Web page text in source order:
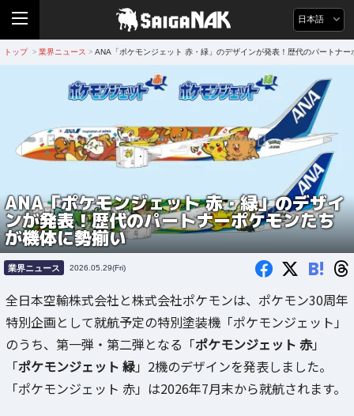
日本語
トップ > 業界ニュース > ANA「ポケモンジェット 赤・緑」のデザインが発表！歴代のパートナ
ANA「ポケモンジェット 赤・緑」のデザイ
ンが発表！歴代のパートナーポケモンたち
が機体に勢揃い
業界ニュース 2026.05.29(Fri) B!
全日本空輸株式会社と株式会社ポケモンは、ポケモン30周年
特別企画として就航予定の特別塗装機「ポケモンジェット」
のうち、第一弾・第二弾となる「ポケモンジェット 赤」
「ポケモンジェット 緑」2機のデザインを発表しました。
「ポケモンジェット 赤」は2026年7月末から就航されます。